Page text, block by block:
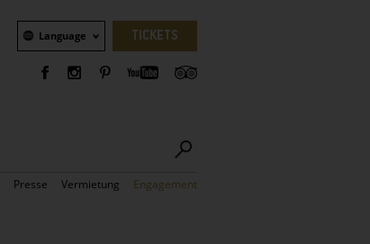
Sprachauswahl
Language TICKETS
Presse Vermietung Engagement